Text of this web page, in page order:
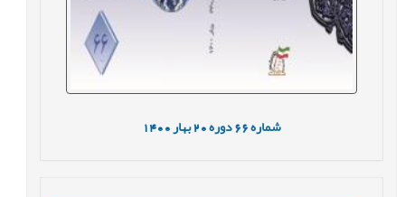
شماره66 دوره20 بهار1400